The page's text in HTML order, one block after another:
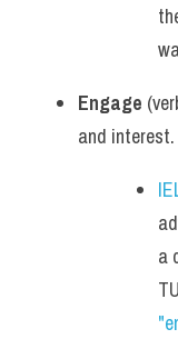
Engage
and interest.
a